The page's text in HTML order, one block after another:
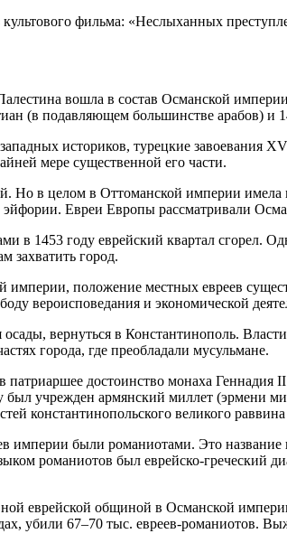
фильма: «Неслыханных
вошла в состав Османской
(в подавляющем большинстве арабов) и
историков, турецкие завоевания
мере существенной его части.
Но в целом в Оттоманской империи
Евреи Европы рассматривали
в 1453 году еврейский квартал сгорел.
захватить город.
империи, положение местных евреев
вероисповедания и экономической
вернуться в Константинополь.
города, где преобладали мусульмане.
патриаршее достоинство монаха
учрежден армянский миллет (эрмени
константинопольского великого
империи были романиотами. Это
романиотов был еврейско-греческий
еврейской общиной в Османской
убили 67–70 тыс. евреев-романиотов.